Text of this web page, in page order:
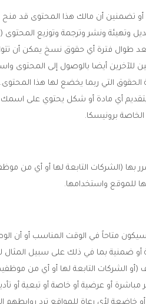
أو تضمنين أن مالك هذا المحتوى قد
وتهيئة ونشر وترجمة وتوزيع المحتوى
بعد طوال فترة أي حقوق نسخ يمكن أن
للآخرين أيضا بالوصول إلى المحتوى
التي ربما يخضع لها هذا
أي مادة أو شكل يحتوي على اسمك
الخاصة برونيسكا.
التابعة لها أو أي من
للموقع واستخدامها.
متاحاً في الوقت المناسب أو أن
بما في ذلك على سبيل المثال لا
التابعة لها أو أي من موظفيها أو
أو عرضية أو خاصة أو تبعية أو